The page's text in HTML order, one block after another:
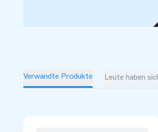
Verwandte Produkte Leute haben